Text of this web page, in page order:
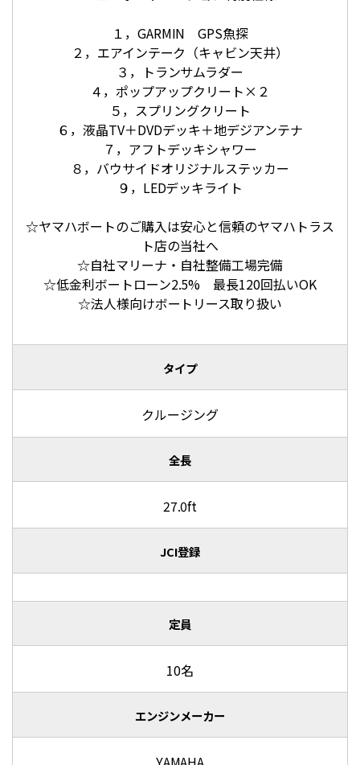
１，GARMIN GPS魚探
２，エアインテーク（キャビン天井）
３，トランサムラダー
４，ポップアップクリート×２
５，スプリングクリート
６，液晶TV＋DVDデッキ＋地デジアンテナ
７，アフトデッキシャワー
８，バウサイドオリジナルステッカー
９，LEDデッキライト
☆ヤマハボートのご購入は安心と信頼のヤマハトラス
ト店の当社へ
☆自社マリーナ・自社整備工場完備
☆低金利ボートローン2.5% 最長120回払いOK
☆法人様向けボートリース取り扱い
タイプ
クルージング
全長
27.0ft
JCI登録
定員
10名
エンジンメーカー